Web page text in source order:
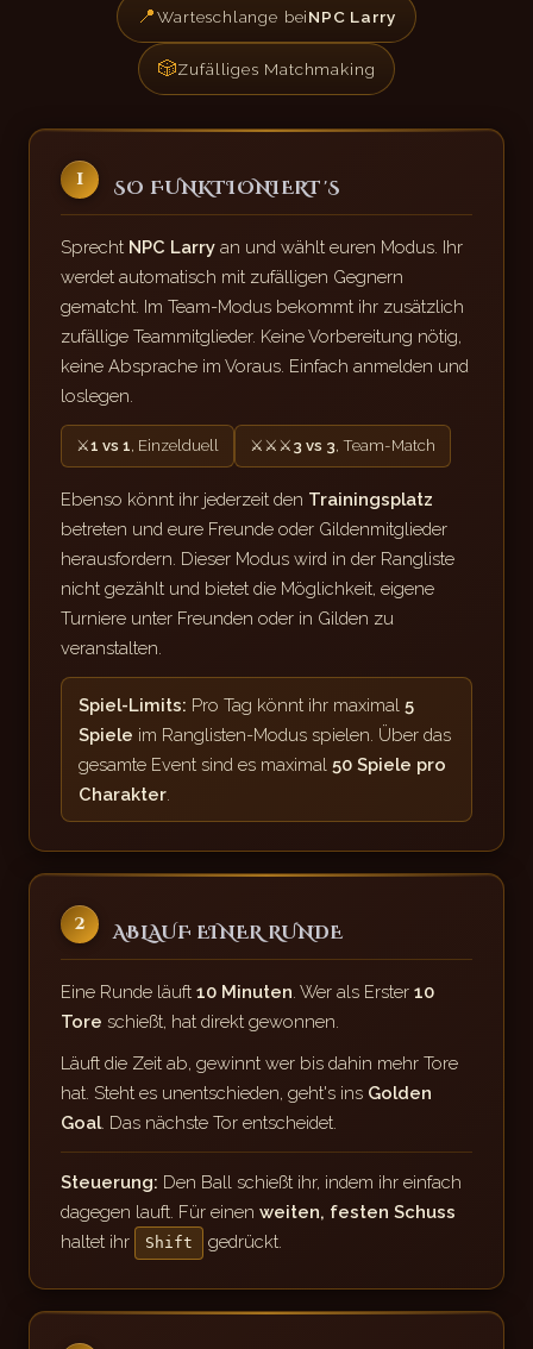
📍Warteschlange beiNPC Larry
🎲Zufälliges Matchmaking
1 SO FUNKTIONIERT'S
Sprecht NPC Larry an und wählt euren Modus. Ihr
werdet automatisch mit zufälligen Gegnern
gematcht. Im Team-Modus bekommt ihr zusätzlich
zufällige Teammitglieder. Keine Vorbereitung nötig,
keine Absprache im Voraus. Einfach anmelden und
loslegen.
⚔1 vs 1, Einzelduell ⚔⚔⚔ 3 vs 3, Team-Match
Ebenso könnt ihr jederzeit den Trainingsplatz
betreten und eure Freunde oder Gildenmitglieder
herausfordern. Dieser Modus wird in der Rangliste
nicht gezählt und bietet die Möglichkeit, eigene
Turniere unter Freunden oder in Gilden zu
veranstalten.
Spiel-Limits: Pro Tag könnt ihr maximal 5
Spiele im Ranglisten-Modus spielen. Über das
gesamte Event sind es maximal 50 Spiele pro
Charakter
2 ABLAUF EINER RUNDE
Eine Runde läuft 10 Minuten . Wer als Erster 10
Tore schießt, hat direkt gewonnen.
Läuft die Zeit ab, gewinnt wer bis dahin mehr Tore
hat. Steht es unentschieden, geht's ins Golden
Goal. Das nächste Tor entscheidet.
Steuerung: Den Ball schießt ihr, indem ihr einfach
dagegen lauft. Für einen weiten, festen Schuss
haltet ihr
Shift gedrückt.